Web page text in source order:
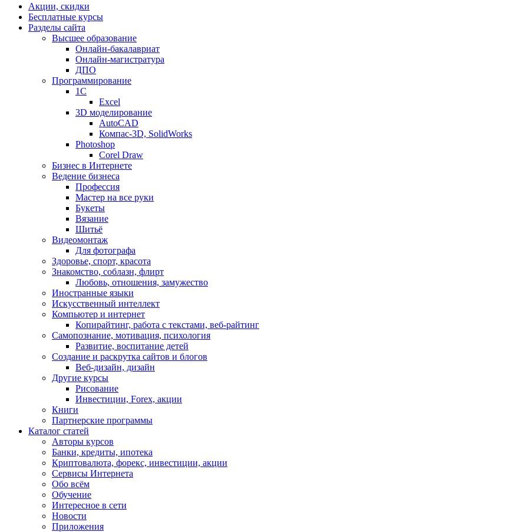
Акции, скидки
Бесплатные курсы
Разделы сайта
Высшее образование
Онлайн-бакалавриат
Онлайн-магистратура
ДПО
Программирование
1С
Excel
3D моделирование
AutoCAD
Компас-3D, SolidWorks
Photoshop
Corel Draw
Бизнес в Интернете
Ведение бизнеса
Профессия
Мастер на все руки
Букеты
Вязание
Шитьё
Видеомонтаж
Для фотографа
Здоровье, спорт, красота
Знакомство, соблазн, флирт
Любовь, отношения, замужество
Иностранные языки
Искусственный интеллект
Компьютер и интернет
Копирайтинг, работа с текстами, веб-райтинг
Самопознание, мотивация, психология
Развитие, воспитание детей
Создание и раскрутка сайтов и блогов
Веб-дизайн, дизайн
Другие курсы
Рисование
Инвестиции, Forex, акции
Книги
Партнерские программы
Каталог статей
Авторы курсов
Банки, кредиты, ипотека
Криптовалюта, форекс, инвестиции, акции
Сервисы Интернета
Обо всём
Обучение
Интересное в сети
Новости
Приложения